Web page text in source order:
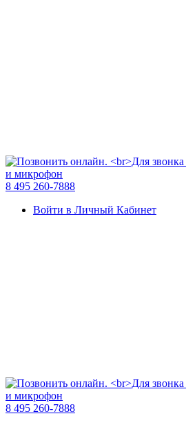
8 495 260-7888
Войти в Личный Кабинет
8 495 260-7888